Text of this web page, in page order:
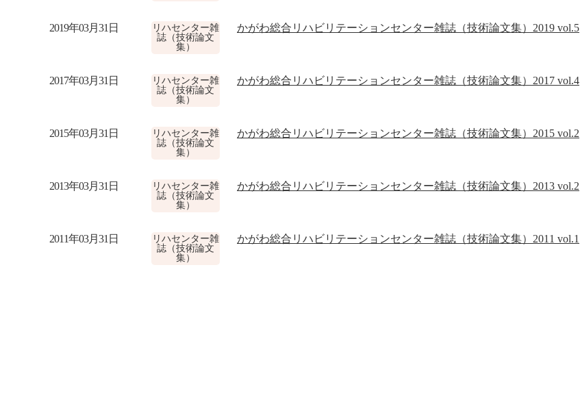
2019年03月31日
リハセンター雑
誌（技術論文
集）
かがわ総合リハビリテーションセンター雑誌（技術論文集）2019 vol.5
2017年03月31日
リハセンター雑
誌（技術論文
集）
かがわ総合リハビリテーションセンター雑誌（技術論文集）2017 vol.4
2015年03月31日
リハセンター雑
誌（技術論文
集）
かがわ総合リハビリテーションセンター雑誌（技術論文集）2015 vol.2
2013年03月31日
リハセンター雑
誌（技術論文
集）
かがわ総合リハビリテーションセンター雑誌（技術論文集）2013 vol.2
2011年03月31日
リハセンター雑
誌（技術論文
集）
かがわ総合リハビリテーションセンター雑誌（技術論文集）2011 vol.1